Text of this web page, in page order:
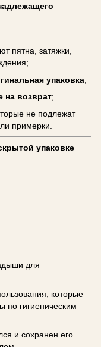
пятна, затяжки,
упаковка;
на возврат;
не подлежат
примерки.
упаковке
для
которые
по гигиеническим
и сохранен его